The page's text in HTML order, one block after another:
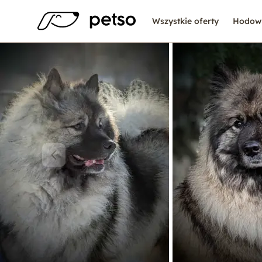
Wszystkie oferty